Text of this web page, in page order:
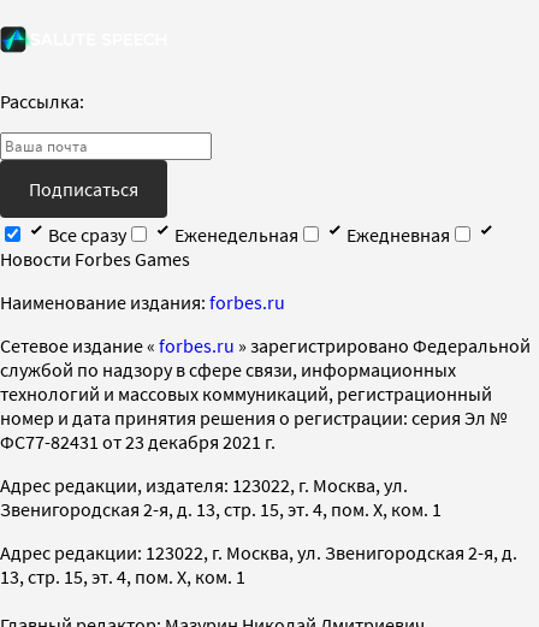
Рассылка:
Подписаться
Все сразу
Еженедельная
Ежедневная
Новости Forbes Games
Наименование издания: forbes.ru
Cетевое издание « forbes.ru » зарегистрировано Федеральной
службой по надзору в сфере связи, информационных
технологий и массовых коммуникаций, регистрационный
номер и дата принятия решения о регистрации: серия Эл №
ФС77-82431 от 23 декабря 2021 г.
Адрес редакции, издателя: 123022, г. Москва, ул.
Звенигородская 2-я, д. 13, стр. 15, эт. 4, пом. X, ком. 1
Адрес редакции: 123022, г. Москва, ул. Звенигородская 2-я, д.
13, стр. 15, эт. 4, пом. X, ком. 1